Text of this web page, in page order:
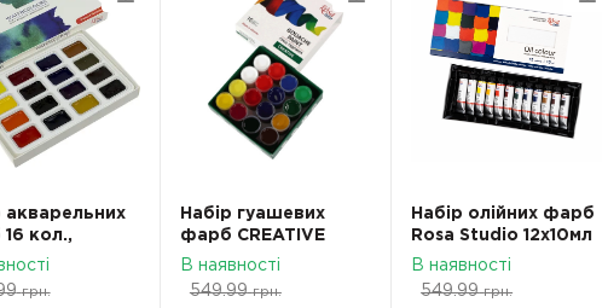
акварельних
кол.,
картон,
грн.
Набір гуашевих
фарб CREATIVE
16х20мл ROSA
В наявності
549.99 грн.
Набір олійних фарб
Rosa Studio 12х10мл
131010
В наявності
549.99 грн.